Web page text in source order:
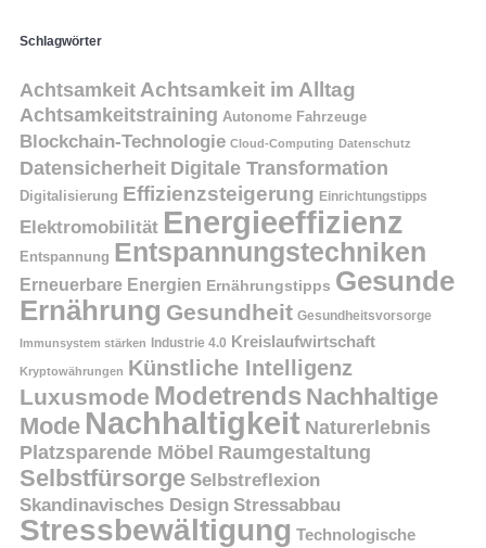
Schlagwörter
Achtsamkeit Achtsamkeit im Alltag
Achtsamkeitstraining Autonome Fahrzeuge
Blockchain-Technologie Cloud-Computing Datenschutz
Datensicherheit Digitale Transformation
Digitalisierung Effizienzsteigerung Einrichtungstipps
Elektromobilität Energieeffizienz
Entspannung Entspannungstechniken
Erneuerbare Energien Ernährungstipps Gesunde
Ernährung Gesundheit Gesundheitsvorsorge
Immunsystem stärken Industrie 4.0 Kreislaufwirtschaft
Kryptowährungen Künstliche Intelligenz
Luxusmode Modetrends Nachhaltige
Mode Nachhaltigkeit Naturerlebnis
Platzsparende Möbel Raumgestaltung
Selbstfürsorge Selbstreflexion
Skandinavisches Design Stressabbau
Stressbewältigung Technologische